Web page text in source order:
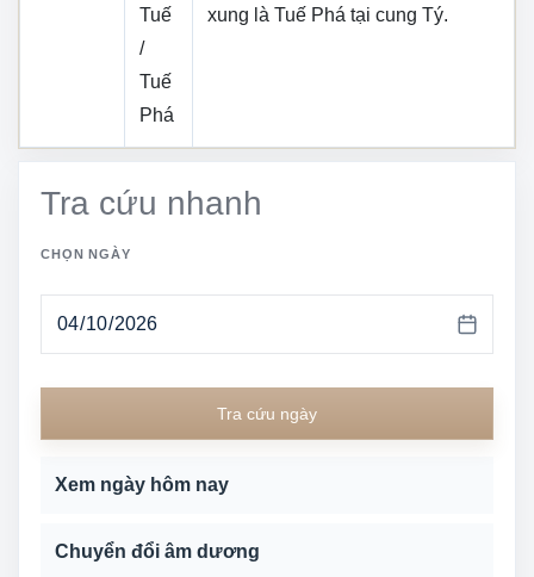
Tuế
/
Tuế
Phá
xung là Tuế Phá tại cung Tý.
Tra cứu nhanh
CHỌN NGÀY
Tra cứu ngày
Xem ngày hôm nay
Chuyển đổi âm dương